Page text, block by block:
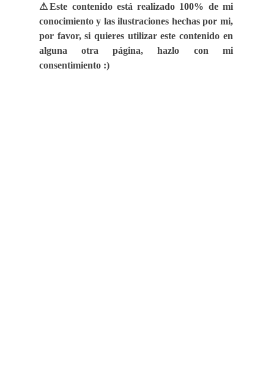
⚠Este contenido está realizado 100% de mi
conocimiento y las ilustraciones hechas por mi,
por favor, si quieres utilizar este contenido en
alguna otra página, hazlo con mi
consentimiento :)